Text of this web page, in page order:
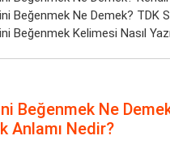
Beğenmek Ne Demek? TDK
Beğenmek Kelimesi Nasıl
Beğenmek Ne
Anlamı Nedir?